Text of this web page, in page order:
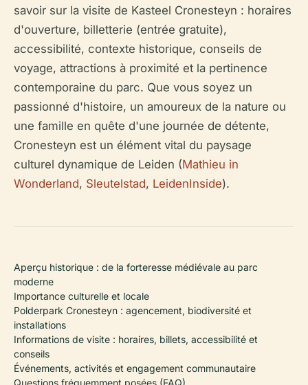
savoir sur la visite de Kasteel Cronesteyn : horaires
d'ouverture, billetterie (entrée gratuite),
accessibilité, contexte historique, conseils de
voyage, attractions à proximité et la pertinence
contemporaine du parc. Que vous soyez un
passionné d'histoire, un amoureux de la nature ou
une famille en quête d'une journée de détente,
Cronesteyn est un élément vital du paysage
culturel dynamique de Leiden (Mathieu in
Wonderland, Sleutelstad, LeidenInside).
Aperçu historique : de la forteresse médiévale au parc
moderne
Importance culturelle et locale
Polderpark Cronesteyn : agencement, biodiversité et
installations
Informations de visite : horaires, billets, accessibilité et
conseils
Événements, activités et engagement communautaire
Questions fréquemment posées (FAQ)